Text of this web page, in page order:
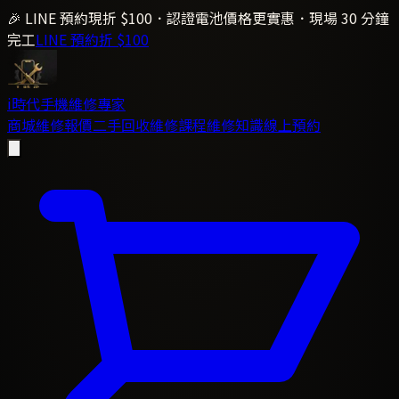
🎉 LINE 預約現折 $100．認證電池價格更實惠．現場 30 分鐘
完工LINE 預約折 $100
i時代手機維修專家
商城維修報價二手回收維修課程維修知識線上預約